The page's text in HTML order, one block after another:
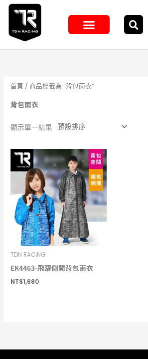
首頁 / 商品標籤為 “背包雨衣”
背包雨衣
顯示單一結果
TDN RACING
EK4463-飛躍側開背包雨衣
NT$1,680